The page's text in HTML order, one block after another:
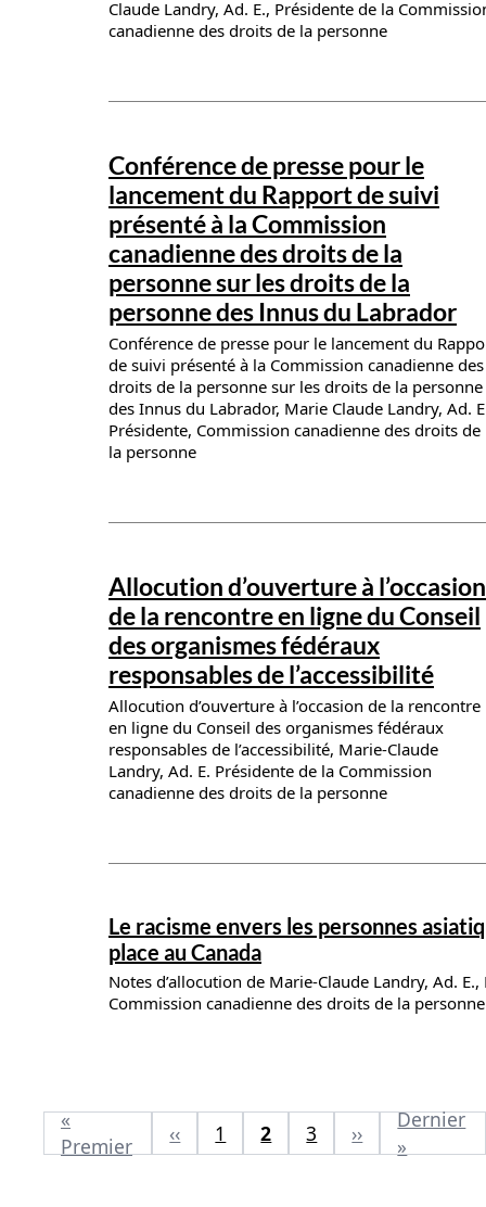
Claude Landry, Ad. E., Présidente de la
canadienne des droits de la personne
Conférence de presse pour le
lancement du Rapport de suivi
présenté à la Commission
canadienne des droits de la
personne sur les droits de la
personne des Innus du Labrador
Conférence de presse pour le lancement du
de suivi présenté à la Commission canadienne des
droits de la personne sur les droits de la personne
des Innus du Labrador, Marie Claude Landry, Ad.
Présidente, Commission canadienne des droits de
la personne
News details
Allocution d’ouverture à l’occasion
de la rencontre en ligne du Conseil
des organismes fédéraux
responsables de l’accessibilité
Allocution d’ouverture à l’occasion de la rencontre
en ligne du Conseil des organismes fédéraux
responsables de l’accessibilité, Marie-Claude
Landry, Ad. E. Présidente de la Commission
canadienne des droits de la personne
News details
Le racisme envers les personnes
place au Canada
Notes d’allocution de Marie-Claude Landry, Ad. E.,
Commission canadienne des droits de la personne
News details
«
Premier
‹‹ 1 2 3 ››
Dernier
»